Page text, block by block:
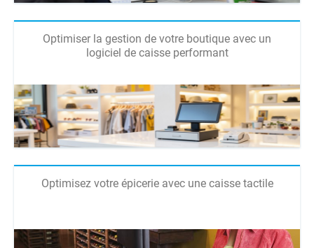
Optimiser la gestion de votre boutique avec un
logiciel de caisse performant
Optimisez votre épicerie avec une caisse tactile